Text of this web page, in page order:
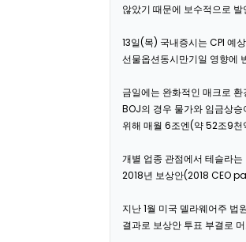
않았기 때문에 보수적으로
13일(목) 국내증시는 CPI 예
선물옵션동시만기일 영향에
금일에는 완화적인 매크로
BOJ의 경우 물가와 임금상
위해 매월 6조엔(약 52조9천
개별 업종 관점에서 테슬라
2018년 보상안(2018 CEO
지난 1월 미국 델라웨어주 법
결과로 보상안 투표 부결로